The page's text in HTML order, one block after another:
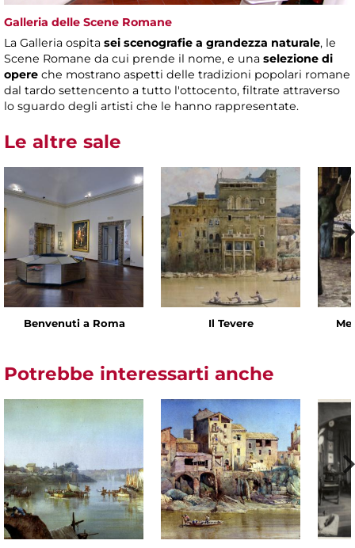
Galleria delle Scene Romane
La Galleria ospita sei scenografie a grandezza naturale, le
Scene Romane da cui prende il nome, e una selezione di
opere che mostrano aspetti delle tradizioni popolari romane
dal tardo settencento a tutto l'ottocento, filtrate attraverso
lo sguardo degli artisti che le hanno rappresentate.
Le altre sale
Benvenuti a Roma Il Tevere
Potrebbe interessarti anche